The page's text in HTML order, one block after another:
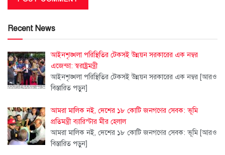
Recent News
আইনশৃঙ্খলা পরিস্থিতির টেকসই উন্নয়ন সরকারের এক নম্বর
এজেন্ডা: স্বরাষ্ট্রমন্ত্রী
আইনশৃঙ্খলা পরিস্থিতির টেকসই উন্নয়ন সরকারের এক নম্বর [আরও
বিস্তারিত পড়ুন]
আমরা মালিক নই, দেশের ১৮ কোটি জনগণের সেবক: ভূমি
প্রতিমন্ত্রী ব্যারিস্টার মীর হেলাল
আমরা মালিক নই, দেশের ১৮ কোটি জনগণের সেবক: ভূমি [আরও
বিস্তারিত পড়ুন]